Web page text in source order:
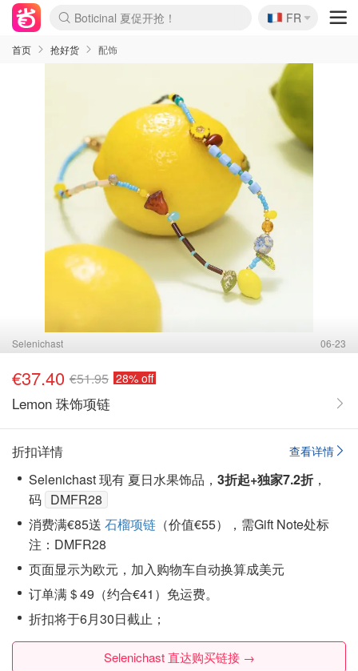
4折！lulu周四疯狂上新
还没结束！&OtherStories大促
Joybuy变相75折 随时失效
速领！Stanley独家85折
疑似霸哥！Camper额外叠85折
Zalando 奥莱闪促！每日更新
Moncler反季囤！5折起+叠9折
Coach Brooklyn仅€192
🇫🇷
FR
首页 抢好货 配饰
Selenichast 06-23
€37.40 €51.95 28% off
Lemon 珠饰项链
查看详情
折扣详情
Selenichast 现有 夏日水果饰品， 3折起+独家7.2折 ，
码 DMFR28
消费满€85送 石榴项链 （价值€55），需Gift Note处标
注：DMFR28
页面显示为欧元，加入购物车自动换算成美元
订单满＄49（约合€41）免运费。
折扣将于6月30日截止；
Selenichast 直达购买链接 →